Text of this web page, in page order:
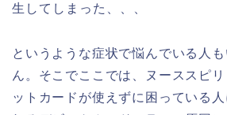
生してしまった、、、
というような症状で悩んでいる人
ん。そこでここでは、ヌーススピ
ットカードが使えずに困っている